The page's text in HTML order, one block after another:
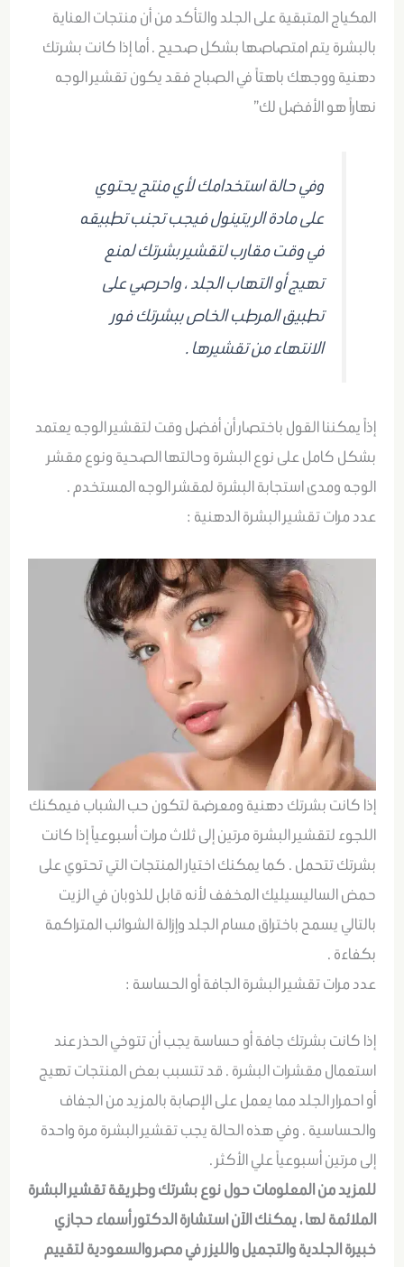
المكياج المتبقية على الجلد والتأكد من أن منتجات العناية
بالبشرة يتم امتصاصها بشكل صحيح . أما إذا كانت بشرتك
دهنية ووجهك باهتاً في الصباح فقد يكون تقشير الوجه
نهاراً هو الأفضل لك”
وفي حالة استخدامك لأي منتج يحتوي
على مادة الريتينول فيجب تجنب تطبيقه
في وقت مقارب لتقشير بشرتك لمنع
تهيج أو التهاب الجلد ، واحرصي على
تطبيق المرطب الخاص ببشرتك فور
الانتهاء من تقشيرها .
إذاً يمكننا القول باختصار أن أفضل وقت لتقشير الوجه يعتمد
بشكل كامل على نوع البشرة وحالتها الصحية ونوع مقشر
الوجه ومدى استجابة البشرة لمقشر الوجه المستخدم .
عدد مرات تقشير البشرة الدهنية :
إذا كانت بشرتك دهنية ومعرضة لتكون حب الشباب فيمكنك
اللجوء لتقشير البشرة مرتين إلى ثلاث مرات أسبوعياً إذا كانت
بشرتك تتحمل . كما يمكنك اختيار المنتجات التي تحتوي على
حمض الساليسيليك المخفف لأنه قابل للذوبان في الزيت
بالتالي يسمح باختراق مسام الجلد وإزالة الشوائب المتراكمة
بكفاءة .
عدد مرات تقشير البشرة الجافة أو الحساسة :
إذا كانت بشرتك جافة أو حساسة يجب أن تتوخي الحذر عند
استعمال مقشرات البشرة . قد تتسبب بعض المنتجات تهيج
أو احمرار الجلد مما يعمل على الإصابة بالمزيد من الجفاف
والحساسية . وفي هذه الحالة يجب تقشير البشرة مرة واحدة
إلى مرتين أسبوعياً علي الأكثر .
للمزيد من المعلومات حول نوع بشرتك وطريقة تقشير البشرة
الملائمة لها ، يمكنك الآن استشارة الدكتور أسماء حجازي
خبيرة الجلدية والتجميل والليزر في مصر والسعودية لتقييم